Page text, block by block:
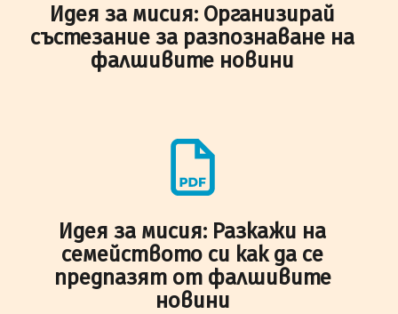
Идея за мисия: Организирай
състезание за разпознаване на
фалшивите новини
Идея за мисия: Разкажи на
семейството си как да се
предпазят от фалшивите
новини